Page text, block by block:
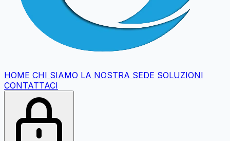
HOME CHI SIAMO LA NOSTRA SEDE SOLUZIONI
CONTATTACI